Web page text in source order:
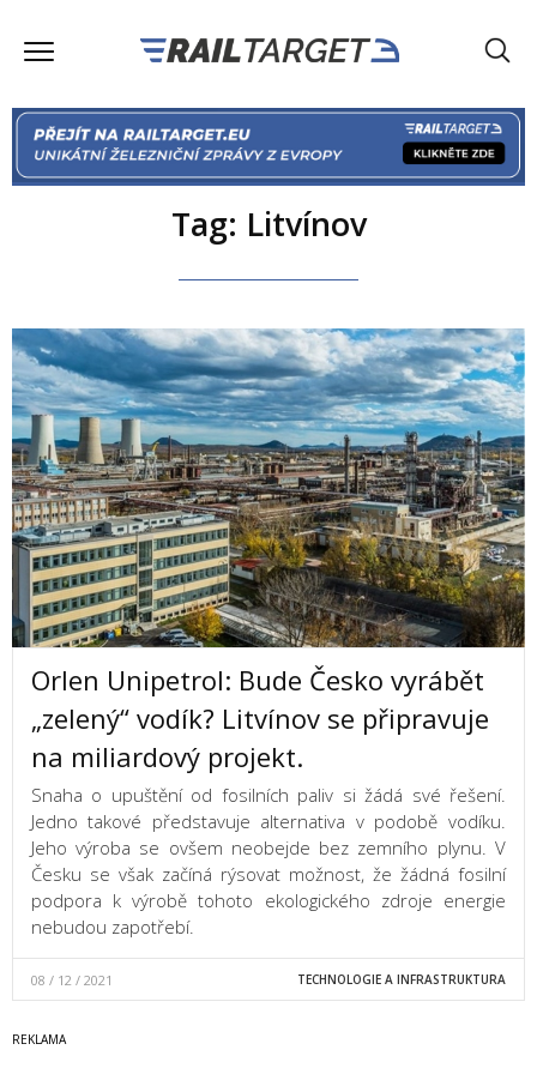
Tag: Litvínov
Orlen Unipetrol: Bude Česko vyrábět
„zelený“ vodík? Litvínov se připravuje
na miliardový projekt.
Snaha o upuštění od fosilních paliv si žádá své řešení.
Jedno takové představuje alternativa v podobě vodíku.
Jeho výroba se ovšem neobejde bez zemního plynu. V
Česku se však začíná rýsovat možnost, že žádná fosilní
podpora k výrobě tohoto ekologického zdroje energie
nebudou zapotřebí.
08 / 12 / 2021 TECHNOLOGIE A INFRASTRUKTURA